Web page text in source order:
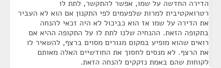
הדירה החדשה על שמו, אפשר להתקשר, לתת לו
רטרואקטיבית למרות שלפעמים לפי התקנון אם הוא לא העביר
את הדירה על שמו אז הוא כביכול לא היה זכאי להנחה
בתקופה הזאת. ההנחיה שלנו לתת לו על התקופה ההיא אם
רואים שהוא מופיע במקום מגורים מסוים ברצף, להשאיר לו
את הרצף. לא מנסים לחסוך את החודשיים האלה מאותם
לקוחות שהם באמת נזקקים להנחה הזאת.